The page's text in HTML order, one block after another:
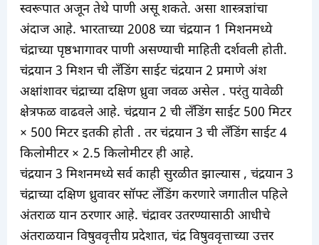
स्वरूपात अजून तेथे पाणी असू शकते. असा शास्त्रज्ञांचा
अंदाज आहे. भारताच्या 2008 च्या चंद्रयान 1 मिशनमध्ये
चंद्राच्या पृष्ठभागावर पाणी असण्याची माहिती दर्शवली होती.
चंद्रयान 3 मिशन ची लँडिंग साईट चंद्रयान 2 प्रमाणे अंश
अक्षांशावर चंद्राच्या दक्षिण ध्रुवा जवळ असेल . परंतु यावेळी
क्षेत्रफळ वाढवले आहे. चंद्रयान 2 ची लँडिंग साईट 500 मिटर
× 500 मिटर इतकी होती . तर चंद्रयान 3 ची लँडिंग साईट 4
किलोमीटर × 2.5 किलोमीटर ही आहे.
चंद्रयान 3 मिशनमध्ये सर्व काही सुरळीत झाल्यास , चंद्रयान 3
चंद्राच्या दक्षिण ध्रुवावर सॉफ्ट लँडिंग करणारे जगातील पहिले
अंतराळ यान ठरणार आहे. चंद्रावर उतरण्यासाठी आधीचे
अंतराळयान विषुववृत्तीय प्रदेशात, चंद्र विषुववृत्ताच्या उत्तर